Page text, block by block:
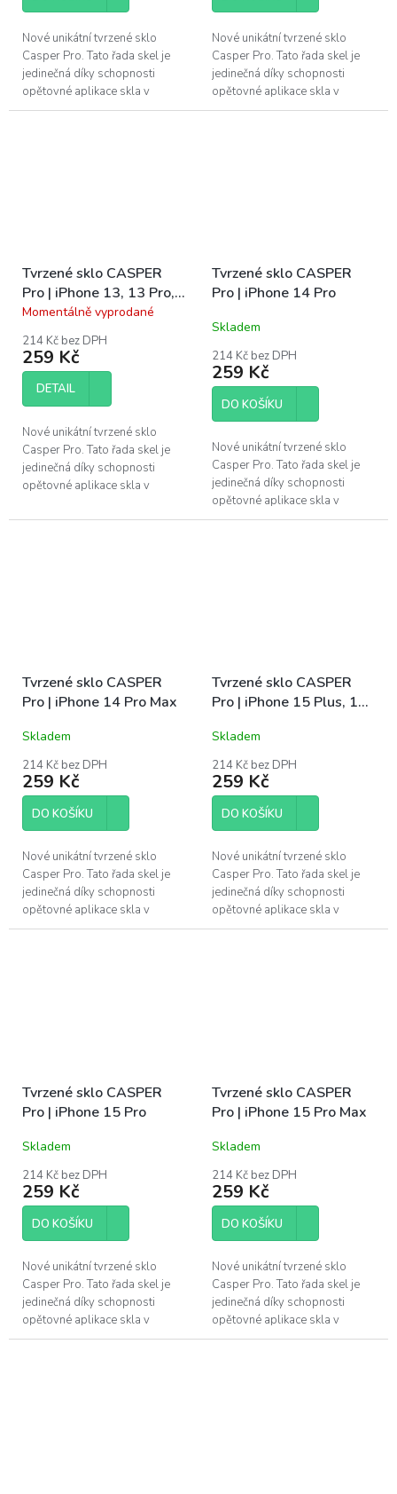
Nové unikátní tvrzené sklo
Casper Pro. Tato řada skel je
jedinečná díky schopnosti
opětovné aplikace skla v
případě špatného
Nové unikátní tvrzené sklo
Casper Pro. Tato řada skel je
jedinečná díky schopnosti
opětovné aplikace skla v
případě špatného
Tvrzené sklo CASPER
Pro | iPhone 13, 13 Pro,
14, 16e, 17e
Průměrné
produktu
je
5,0
hvězdiček.
Momentálně vyprodané
214 Kč bez DPH
259 Kč
DETAIL
Nové unikátní tvrzené sklo
Casper Pro. Tato řada skel je
jedinečná díky schopnosti
opětovné aplikace skla v
nainstalování. Pokud se po
Tvrzené sklo CASPER
Pro | iPhone 14 Pro
Skladem
214 Kč bez DPH
259 Kč
DO KOŠÍKU
Nové unikátní tvrzené sklo
Casper Pro. Tato řada skel je
jedinečná díky schopnosti
opětovné aplikace skla v
případě špatného
Tvrzené sklo CASPER
Pro | iPhone 14 Pro Max
Skladem
214 Kč bez DPH
259 Kč
DO KOŠÍKU
Nové unikátní tvrzené sklo
Casper Pro. Tato řada skel je
jedinečná díky schopnosti
opětovné aplikace skla v
případě špatného
Tvrzené sklo CASPER
Pro | iPhone 15 Plus, 16
Skladem
214 Kč bez DPH
259 Kč
DO KOŠÍKU
Nové unikátní tvrzené sklo
Casper Pro. Tato řada skel je
jedinečná díky schopnosti
opětovné aplikace skla v
případě špatného
Tvrzené sklo CASPER
Pro | iPhone 15 Pro
Skladem
214 Kč bez DPH
259 Kč
DO KOŠÍKU
Nové unikátní tvrzené sklo
Casper Pro. Tato řada skel je
jedinečná díky schopnosti
opětovné aplikace skla v
případě špatného
Tvrzené sklo CASPER
Pro | iPhone 15 Pro Max
Skladem
214 Kč bez DPH
259 Kč
DO KOŠÍKU
Nové unikátní tvrzené sklo
Casper Pro. Tato řada skel je
jedinečná díky schopnosti
opětovné aplikace skla v
případě špatného